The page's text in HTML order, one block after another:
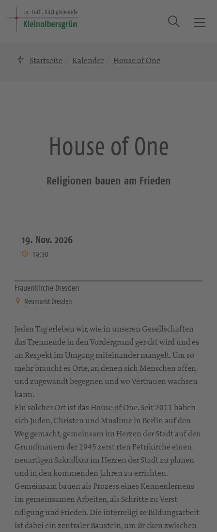
T
Suche
Startseite Kalender House of One
House of One
Religionen bauen am Frieden
19. Nov. 2026
19:30
Frauenkirche Dresden
Neumarkt Dresden
Jeden Tag erleben wir, wie in unseren Gesellschaften
das Trennende in den Vordergrund ger ckt wird und es
an Respekt im Umgang miteinander mangelt. Um so
mehr braucht es Orte, an denen sich Menschen offen
und zugewandt begegnen und wo Vertrauen wachsen
kann.
Ein solcher Ort ist das House of One. Seit 2011 haben
sich Juden, Christen und Muslime in Berlin auf den
Weg gemacht, gemeinsam im Herzen der Stadt auf den
Grundmauern der 1945 zerst rten Petrikirche einen
neuartigen Sakralbau im Herzen der Stadt zu planen
und in den kommenden Jahren zu errichten.
Gemeinsam bauen als Prozess eines Kennenlernens
im gemeinsamen Arbeiten, als Schritte zu Verst
ndigung und Frieden. Die interreligi se Bildungsarbeit
ist dabei ein zentraler Baustein, um Br cken zwischen